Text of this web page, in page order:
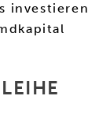
investieren